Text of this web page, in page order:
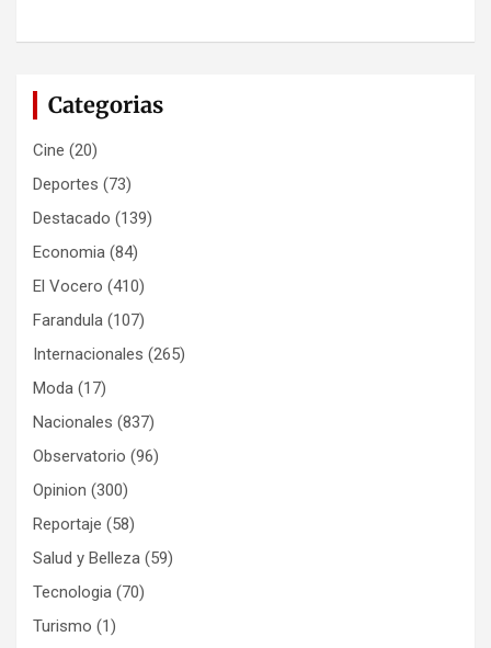
Categorias
Cine (20)
Deportes (73)
Destacado (139)
Economia (84)
El Vocero (410)
Farandula (107)
Internacionales (265)
Moda (17)
Nacionales (837)
Observatorio (96)
Opinion (300)
Reportaje (58)
Salud y Belleza (59)
Tecnologia (70)
Turismo (1)